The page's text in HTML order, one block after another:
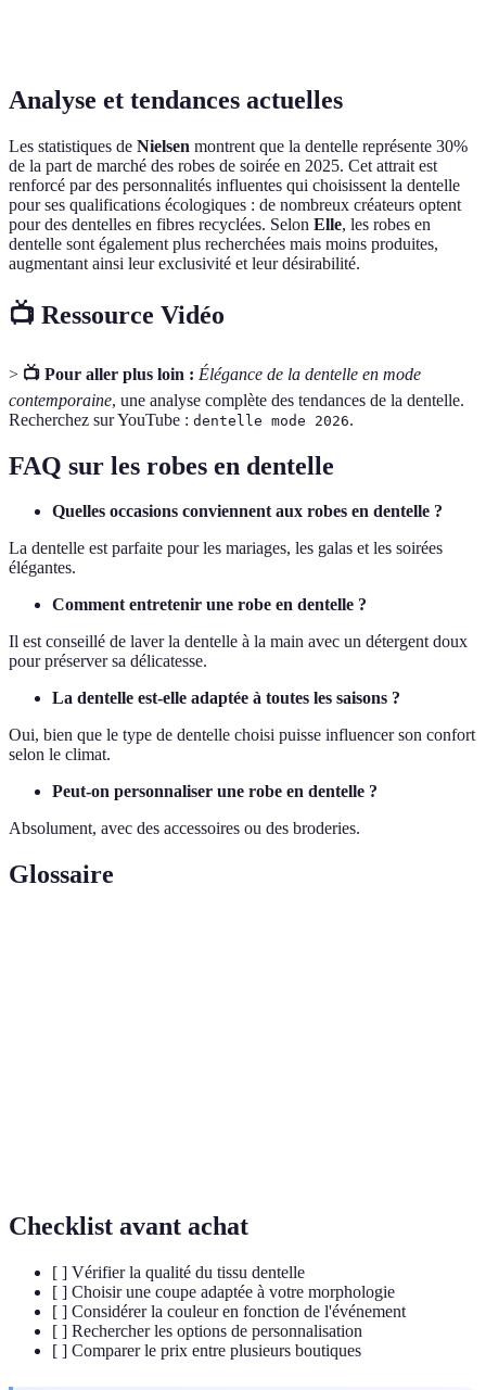
Analyse et tendances actuelles
Les statistiques de Nielsen montrent que la dentelle représente 30%
de la part de marché des robes de soirée en 2025. Cet attrait est
renforcé par des personnalités influentes qui choisissent la dentelle
pour ses qualifications écologiques : de nombreux créateurs optent
pour des dentelles en fibres recyclées. Selon Elle, les robes en
dentelle sont également plus recherchées mais moins produites,
augmentant ainsi leur exclusivité et leur désirabilité.
📺 Ressource Vidéo
> 📺 Pour aller plus loin : Élégance de la dentelle en mode
contemporaine, une analyse complète des tendances de la dentelle.
Recherchez sur YouTube : dentelle mode 2026.
FAQ sur les robes en dentelle
Quelles occasions conviennent aux robes en dentelle ?
La dentelle est parfaite pour les mariages, les galas et les soirées
élégantes.
Comment entretenir une robe en dentelle ?
Il est conseillé de laver la dentelle à la main avec un détergent doux
pour préserver sa délicatesse.
La dentelle est-elle adaptée à toutes les saisons ?
Oui, bien que le type de dentelle choisi puisse influencer son confort
selon le climat.
Peut-on personnaliser une robe en dentelle ?
Absolument, avec des accessoires ou des broderies.
Glossaire
Checklist avant achat
[ ] Vérifier la qualité du tissu dentelle
[ ] Choisir une coupe adaptée à votre morphologie
[ ] Considérer la couleur en fonction de l'événement
[ ] Rechercher les options de personnalisation
[ ] Comparer le prix entre plusieurs boutiques